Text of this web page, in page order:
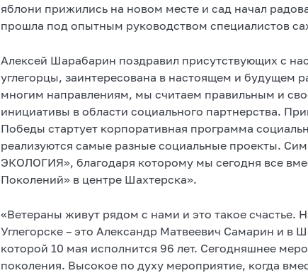
яблони прижились на новом месте и сад начал
прошла под опытным руководством специалистов
Алексей Шарабарин поздравил присутствующих с
углегорцы, заинтересована в настоящем и будущем
многим направлениям, мы считаем правильным и
инициативы в области социального партнерства.
Победы стартует корпоративная программа
реализуются самые разные социальные проекты.
ЭКОЛОГИЯ», благодаря которому мы сегодня все
Поколений» в центре Шахтерска».
«Ветераны живут рядом с нами и это такое счастье.
Углегорске – это Александр Матвеевич Самарин и в
которой 10 мая исполнится 96 лет. Сегодняшнее
поколения. Высокое по духу мероприятие, когда